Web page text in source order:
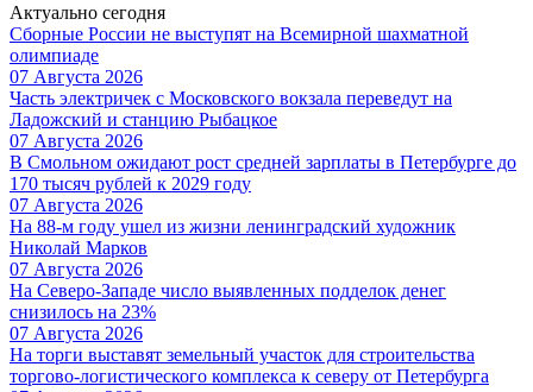
Актуально сегодня
Сборные России не выступят на Всемирной шахматной
олимпиаде
07 Августа 2026
Часть электричек с Московского вокзала переведут на
Ладожский и станцию Рыбацкое
07 Августа 2026
В Смольном ожидают рост средней зарплаты в Петербурге до
170 тысяч рублей к 2029 году
07 Августа 2026
На 88-м году ушел из жизни ленинградский художник
Николай Марков
07 Августа 2026
На Северо-Западе число выявленных подделок денег
снизилось на 23%
07 Августа 2026
На торги выставят земельный участок для строительства
торгово-логистического комплекса к северу от Петербурга